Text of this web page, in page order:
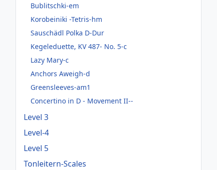
Bublitschki-em
Korobeiniki -Tetris-hm
Sauschädl Polka D-Dur
Kegeleduette, KV 487- No. 5-c
Lazy Mary-c
Anchors Aweigh-d
Greensleeves-am1
Concertino in D - Movement II--
Level 3
Level-4
Level 5
Tonleitern-Scales